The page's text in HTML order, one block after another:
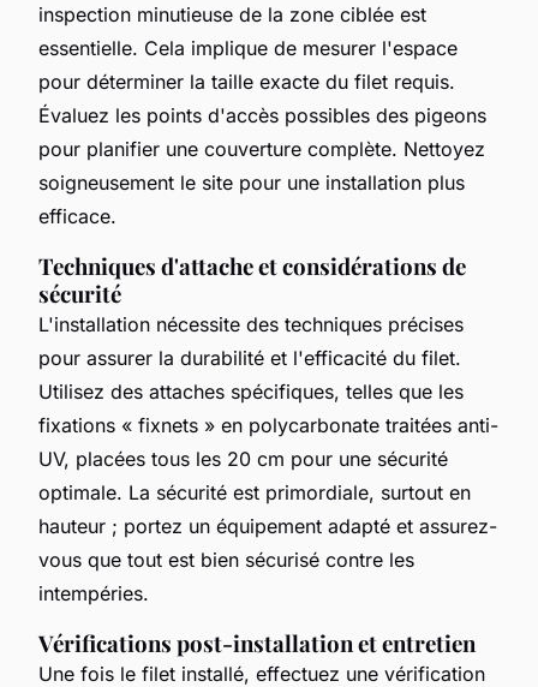
inspection minutieuse de la zone ciblée est
essentielle. Cela implique de mesurer l'espace
pour déterminer la taille exacte du filet requis.
Évaluez les points d'accès possibles des pigeons
pour planifier une couverture complète. Nettoyez
soigneusement le site pour une installation plus
efficace.
Techniques d'attache et considérations de
sécurité
L'installation nécessite des techniques précises
pour assurer la durabilité et l'efficacité du filet.
Utilisez des attaches spécifiques, telles que les
fixations « fixnets » en polycarbonate traitées anti-
UV, placées tous les 20 cm pour une sécurité
optimale. La sécurité est primordiale, surtout en
hauteur ; portez un équipement adapté et assurez-
vous que tout est bien sécurisé contre les
intempéries.
Vérifications post-installation et entretien
Une fois le filet installé, effectuez une vérification